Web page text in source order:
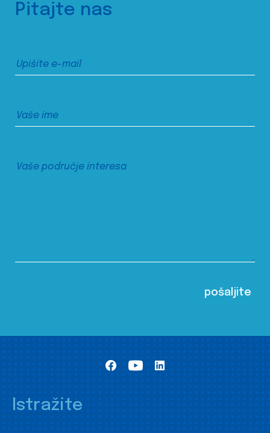
Pitajte nas
Istražite